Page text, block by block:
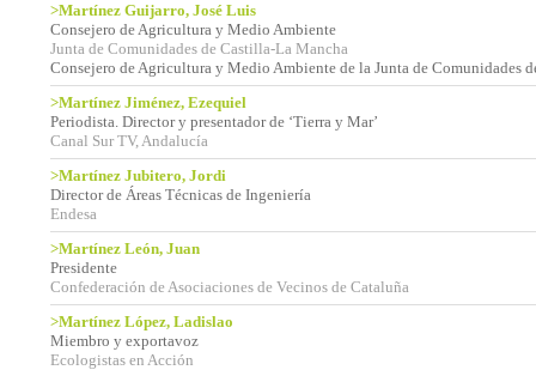
>Martínez Guijarro, José Luis
Consejero de Agricultura y Medio Ambiente
Junta de Comunidades de Castilla-La Mancha
Consejero de Agricultura y Medio Ambiente de la Junta de Comunidades
>Martínez Jiménez, Ezequiel
Periodista. Director y presentador de ‘Tierra y Mar’
Canal Sur TV, Andalucía
>Martínez Jubitero, Jordi
Director de Áreas Técnicas de Ingeniería
Endesa
>Martínez León, Juan
Presidente
Confederación de Asociaciones de Vecinos de Cataluña
>Martínez López, Ladislao
Miembro y exportavoz
Ecologistas en Acción